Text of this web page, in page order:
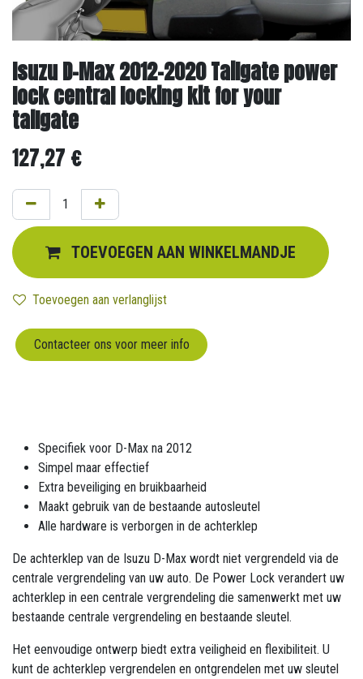
Isuzu D-Max 2012-2020 Tailgate power
lock central locking kit for your
tailgate
127,27 €
TOEVOEGEN AAN WINKELMANDJE
Toevoegen aan verlanglijst
Contacteer ons voor meer info
Specifiek voor D-Max na 2012
Simpel maar effectief
Extra beveiliging en bruikbaarheid
Maakt gebruik van de bestaande autosleutel
Alle hardware is verborgen in de achterklep
De achterklep van de Isuzu D-Max wordt niet vergrendeld via de
centrale vergrendeling van uw auto. De Power Lock verandert uw
achterklep in een centrale vergrendeling die samenwerkt met uw
bestaande centrale vergrendeling en bestaande sleutel.
Het eenvoudige ontwerp biedt extra veiligheid en flexibiliteit. U
kunt de achterklep vergrendelen en ontgrendelen met uw sleutel